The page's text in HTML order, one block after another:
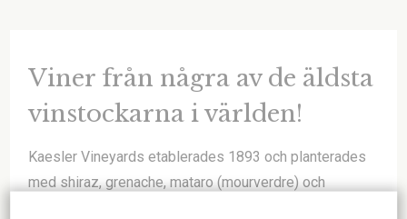
Viner från några av de äldsta
vinstockarna i världen!
Kaesler Vineyards etablerades 1893 och planterades
med shiraz, grenache, mataro (mourverdre) och